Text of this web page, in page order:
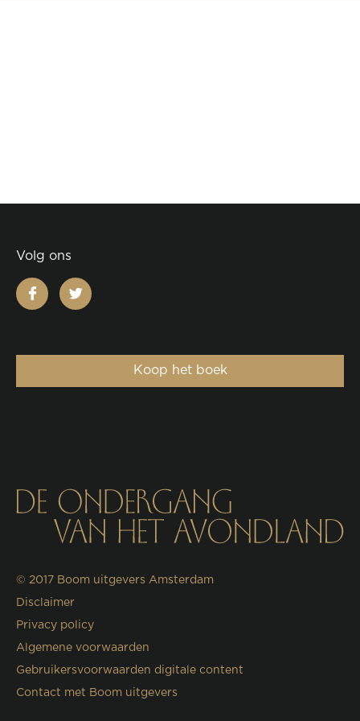
Volg ons
facebooktwitter
Koop het boek
© 2017 Boom uitgevers Amsterdam
Disclaimer
Privacy policy
Algemene voorwaarden
Gebruikersvoorwaarden digitale content
Contact met Boom uitgevers